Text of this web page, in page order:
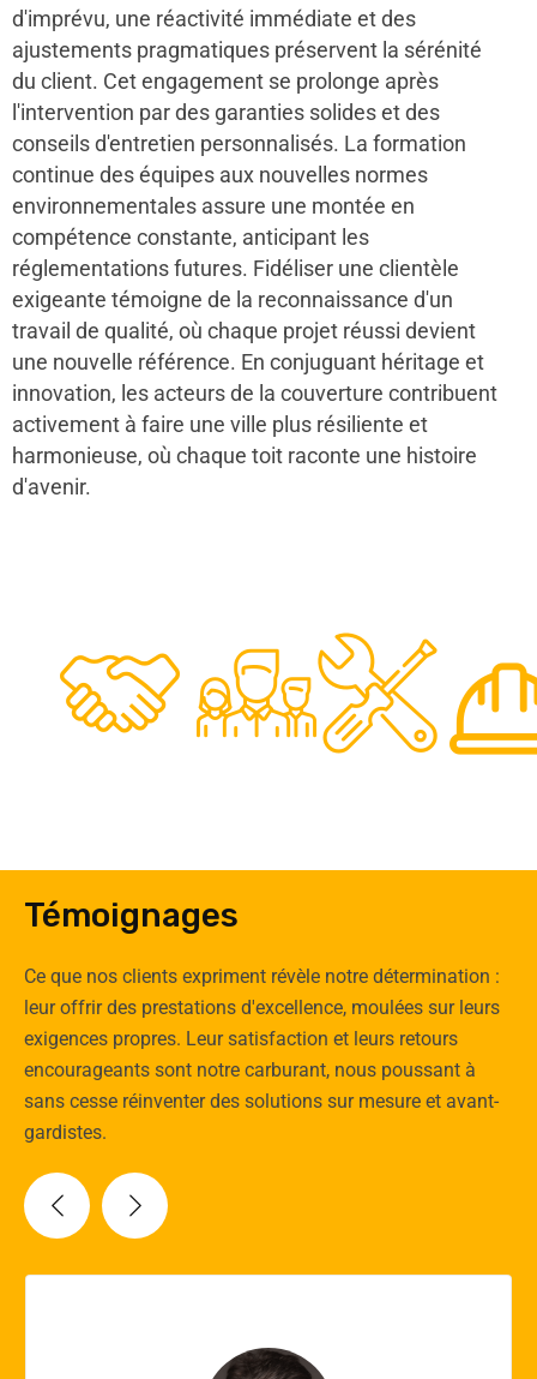
d'imprévu, une réactivité immédiate et des
ajustements pragmatiques préservent la sérénité
du client. Cet engagement se prolonge après
l'intervention par des garanties solides et des
conseils d'entretien personnalisés. La formation
continue des équipes aux nouvelles normes
environnementales assure une montée en
compétence constante, anticipant les
réglementations futures. Fidéliser une clientèle
exigeante témoigne de la reconnaissance d'un
travail de qualité, où chaque projet réussi devient
une nouvelle référence. En conjuguant héritage et
innovation, les acteurs de la couverture contribuent
activement à faire une ville plus résiliente et
harmonieuse, où chaque toit raconte une histoire
d'avenir.
48
0
50
Experts
Témoignages
Ce que nos clients expriment révèle notre détermination :
leur offrir des prestations d'excellence, moulées sur leurs
exigences propres. Leur satisfaction et leurs retours
encourageants sont notre carburant, nous poussant à
sans cesse réinventer des solutions sur mesure et avant-
gardistes.